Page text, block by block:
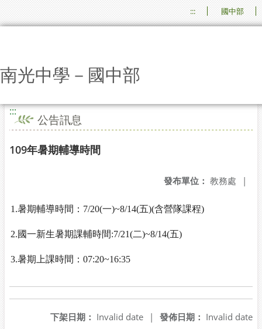
::: 國中部
南光中學－國中部
:::
公告訊息
109年暑期輔導時間
發布單位： 教務處 |
1.暑期輔導時間：7/20(一)~8/14(五)(含營隊課程)
2.國一新生暑期課輔時間:7/21(二)~8/14(五)
3.暑期上課時間：07:20~16:35
發佈日期： Invalid date
下架日期： Invalid date
|